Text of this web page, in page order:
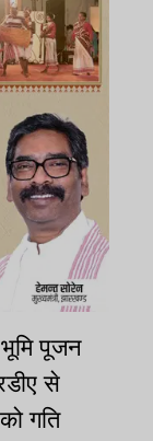
भूमि पूजन
से
गति